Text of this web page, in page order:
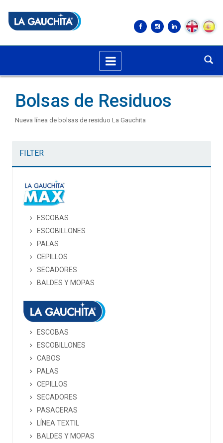
Bolsas de Residuos
Nueva línea de bolsas de residuo La Gauchita
FILTER
ESCOBAS
ESCOBILLONES
PALAS
CEPILLOS
SECADORES
BALDES Y MOPAS
ESCOBAS
ESCOBILLONES
CABOS
PALAS
CEPILLOS
SECADORES
PASACERAS
LÍNEA TEXTIL
BALDES Y MOPAS